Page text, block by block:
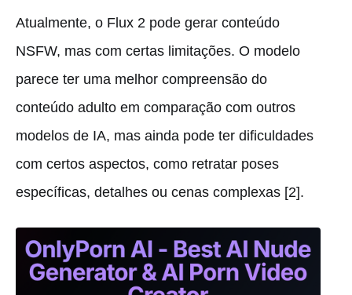
Atualmente, o Flux 2 pode gerar conteúdo
NSFW, mas com certas limitações. O modelo
parece ter uma melhor compreensão do
conteúdo adulto em comparação com outros
modelos de IA, mas ainda pode ter dificuldades
com certos aspectos, como retratar poses
específicas, detalhes ou cenas complexas [2].